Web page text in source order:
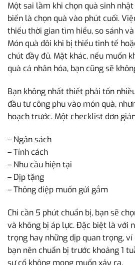
Một sai lầm khi chọn quà sinh
biến là chọn quà vào phút cuối.
thiếu thời gian tìm hiểu, so sánh
Món quà đôi khi bị thiếu tinh tế
chút đầy đủ. Mặt khác, nếu muốn
quà cá nhân hóa, bạn cũng sẽ
Bạn không nhất thiết phải tốn
đầu tư công phu vào món quà,
hoạch trước. Một checklist đơn
– Ngân sách
– Tính cách
– Nhu cầu hiện tại
– Dịp tặng
– Thông điệp muốn gửi gắm
Chỉ cần 5 phút chuẩn bị, bạn sẽ
và không bị áp lực. Đặc biệt là với
trọng hay những dịp quan trọng, ví
bạn nên chuẩn bị trước khoảng 1
sự cố không mong muốn xảy ra.